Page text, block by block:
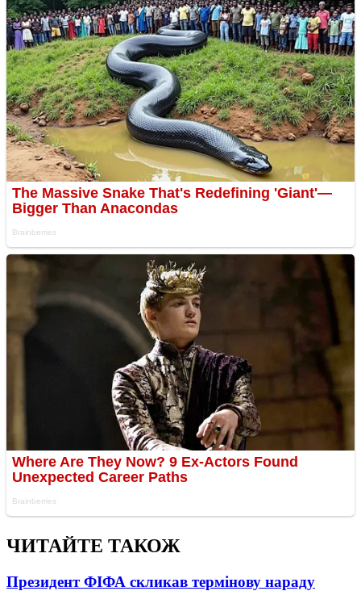
ЧИТАЙТЕ ТАКОЖ
Президент ФІФА скликав термінову нараду